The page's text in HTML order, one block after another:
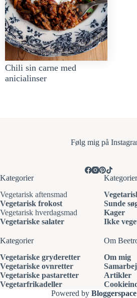
Chili sin carne med
anicialinser
Følg mig på
Kategorier
Vegetarisk aftensmad
Vegetarisk frokost
Vegetarisk hverdagsmad
Vegetariske salater
Sunde
Kager
Ikke
Kategorier
Vegetariske gryderetter
Vegetariske ovnretter
Vegetariske pastaretter
Vegetarfrikadeller
Om
Om mig
Artikler
Powered byBloggerspace